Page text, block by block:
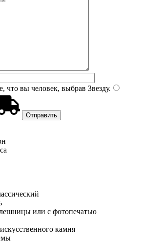
что вы человек, выбрав Звезду.
или с фотопечатью
камня